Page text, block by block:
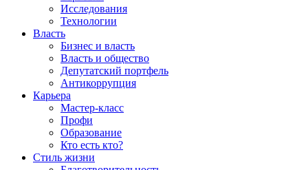
Исследования
Технологии
Власть
Бизнес и власть
Власть и общество
Депутатский портфель
Антикоррупция
Карьера
Мастер-класс
Профи
Образование
Кто есть кто?
Стиль жизни